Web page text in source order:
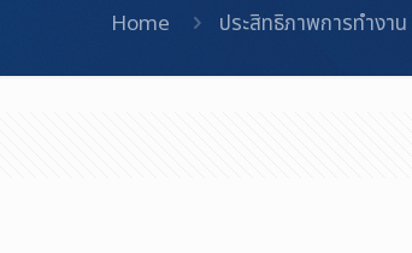
Home ประสิทธิภาพการทำงาน